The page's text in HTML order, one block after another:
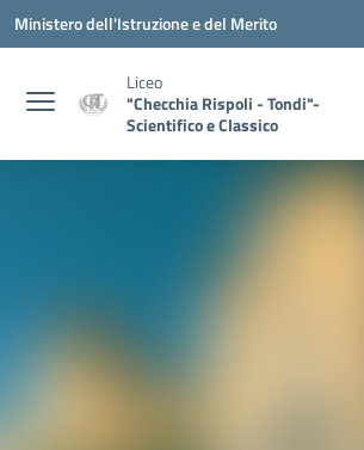
Vai ai contenuti
Vai al menu di navigazione
Vai al footer
Ministero dell'Istruzione e del Merito
Liceo
"Checchia Rispoli - Tondi"-
Scientifico e Classico